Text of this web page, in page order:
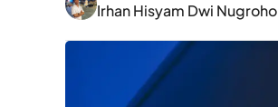
Irhan Hisyam Dwi Nugroho